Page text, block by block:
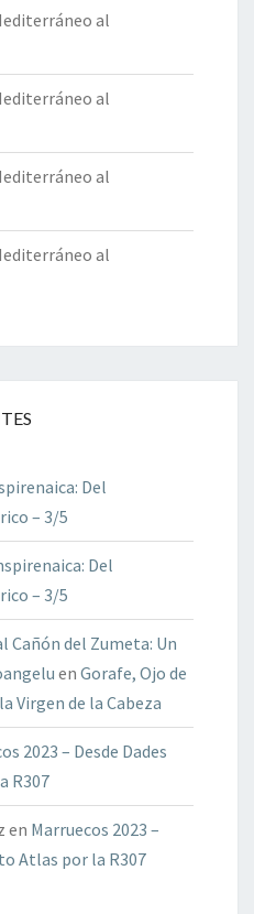
al
al
al
al
Del
– 3/5
Del
– 3/5
Cañón del Zumeta: Un
en Gorafe, Ojo de
Virgen de la Cabeza
2023 – Desde Dades
R307
en Marruecos 2023 –
Atlas por la R307